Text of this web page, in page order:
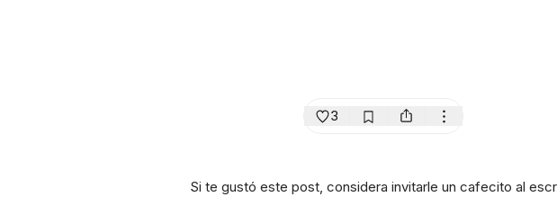
3
Si te gustó este post, considera invitarle un cafecito al